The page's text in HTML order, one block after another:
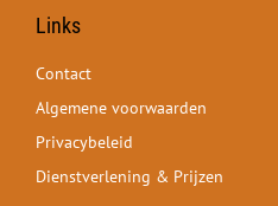
Links
Contact
Algemene voorwaarden
Privacybeleid
Dienstverlening & Prijzen